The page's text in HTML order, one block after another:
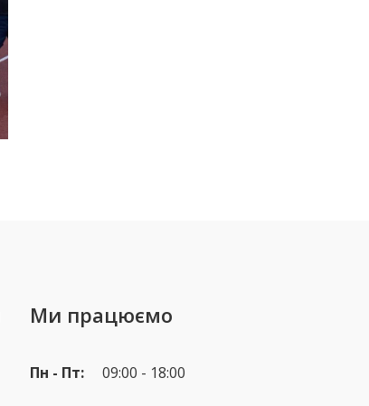
Ми працюємо
Пн - Пт: 09:00 - 18:00